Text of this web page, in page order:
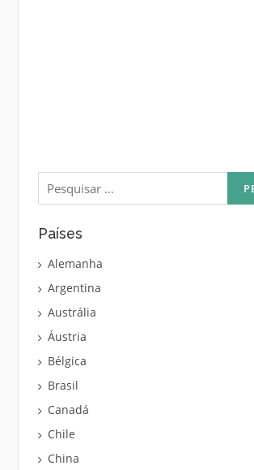
Pesquisar
por:
Países
Alemanha
Argentina
Austrália
Áustria
Bélgica
Brasil
Canadá
Chile
China